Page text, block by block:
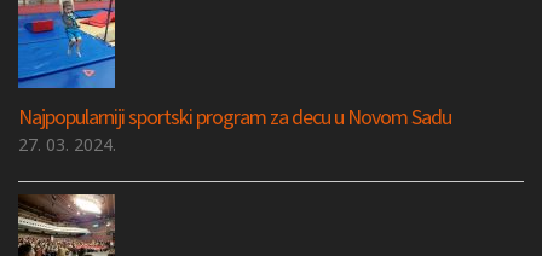
Najpopularniji sportski program za decu u Novom Sadu
27. 03. 2024.